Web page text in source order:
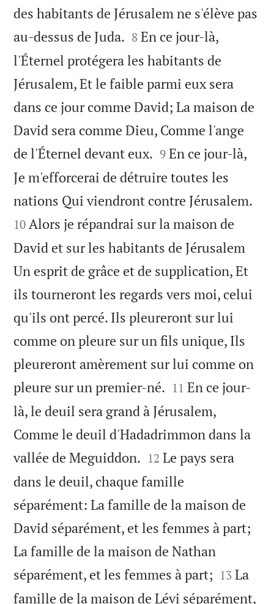
des habitants de Jérusalem ne s'élève pas
au-dessus de Juda. 

8 En ce jour-là,
l'Éternel protégera les habitants de
Jérusalem, Et le faible parmi eux sera
dans ce jour comme David; La maison de
David sera comme Dieu, Comme l'ange
de l'Éternel devant eux. 

9 En ce jour-là,
Je m'efforcerai de détruire toutes les
nations Qui viendront contre Jérusalem.
10 Alors je répandrai sur la maison de
David et sur les habitants de Jérusalem
Un esprit de grâce et de supplication, Et
ils tourneront les regards vers moi, celui
qu'ils ont percé. Ils pleureront sur lui
comme on pleure sur un fils unique, Ils
pleureront amèrement sur lui comme on
pleure sur un premier-né. 

11 En ce jour-
là, le deuil sera grand à Jérusalem,
Comme le deuil d'Hadadrimmon dans la
vallée de Meguiddon. 

12 Le pays sera
dans le deuil, chaque famille
séparément: La famille de la maison de
David séparément, et les femmes à part;
La famille de la maison de Nathan
séparément, et les femmes à part; 

13 La
famille de la maison de Lévi séparément,